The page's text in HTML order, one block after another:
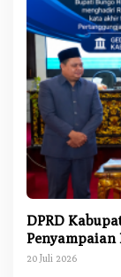
DPRD
Ranperda
20 Juli 2026